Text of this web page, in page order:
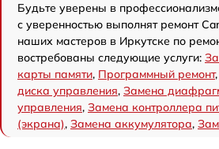
Будьте уверены в
с уверенностью выполнят ремонт
наших мастеров в Иркутске по
востребованы следующие услуги:
карты памяти, Программный ремонт,
диска управления, Замена
управления, Замена контроллера
(экрана), Замена аккумулятора,